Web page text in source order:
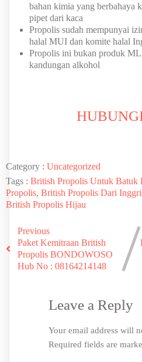
bahan kimia yang berbahaya
pipet dari kaca
Propolis sudah mempunyai
halal MUI dan komite halal
Propolis ini bukan produk
kandungan alkohol
Category : Uncategorized
Tags : British Propolis Untuk Batuk
Propolis, British Propolis Dari
British Propolis Hijau
Previous
Paket Kemitraan British
Propolis BONDOWOSO
Hub No : 08164214148
Leave a Reply
Your email address will
Required fields are